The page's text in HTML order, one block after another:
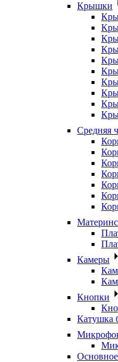
Крышки
Средняя
Камеры
Кнопки
Катушка